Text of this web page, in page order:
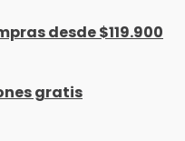
desde $119.900
gratis